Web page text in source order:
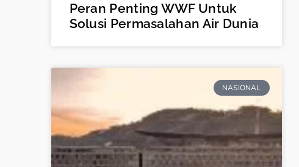
Peran Penting WWF Untuk
Solusi Permasalahan Air Dunia
NASIONAL